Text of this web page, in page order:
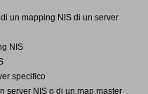
un mapping NIS di un server
NIS
specifico
server NIS o di un map master